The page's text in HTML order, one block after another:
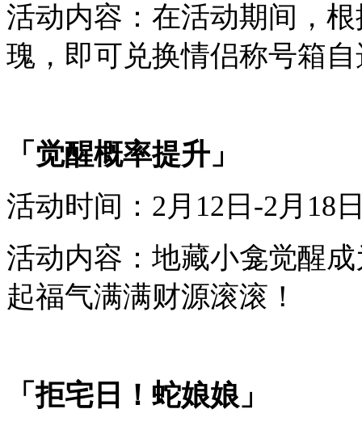
活动内容： 在活动期间， 根
瑰 ， 即可 兑换情侣称号箱
「觉醒概率提升」
活动时间： 2 月 12 日-2 月 18
活动内容： 地藏小龛觉醒
起福气满满财源滚滚 ！
「拒宅日！蛇娘娘 」